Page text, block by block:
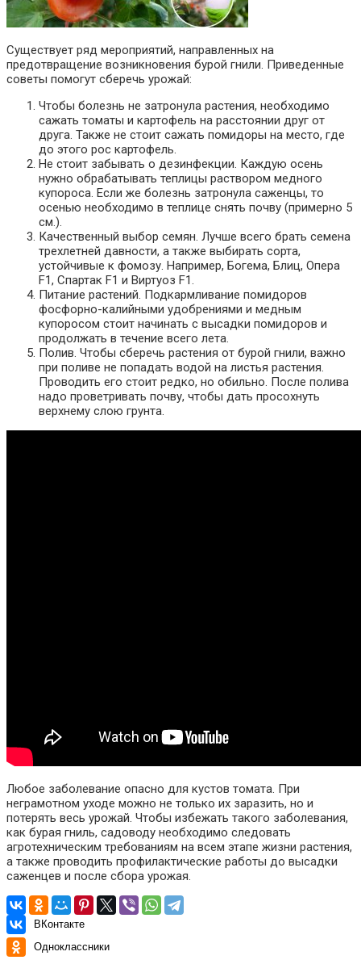
Существует ряд мероприятий, направленных на
предотвращение возникновения бурой гнили. Приведенные
советы помогут сберечь урожай:
Чтобы болезнь не затронула растения, необходимо
сажать томаты и картофель на расстоянии друг от
друга. Также не стоит сажать помидоры на место, где
до этого рос картофель.
Не стоит забывать о дезинфекции. Каждую осень
нужно обрабатывать теплицы раствором медного
купороса. Если же болезнь затронула саженцы, то
осенью необходимо в теплице снять почву (примерно 5
см.).
Качественный выбор семян. Лучше всего брать семена
трехлетней давности, а также выбирать сорта,
устойчивые к фомозу. Например, Богема, Блиц, Опера
F1, Спартак F1 и Виртуоз F1.
Питание растений. Подкармливание помидоров
фосфорно-калийными удобрениями и медным
купоросом стоит начинать с высадки помидоров и
продолжать в течение всего лета.
Полив. Чтобы сберечь растения от бурой гнили, важно
при поливе не попадать водой на листья растения.
Проводить его стоит редко, но обильно. После полива
надо проветривать почву, чтобы дать просохнуть
верхнему слою грунта.
Любое заболевание опасно для кустов томата. При
неграмотном уходе можно не только их заразить, но и
потерять весь урожай. Чтобы избежать такого заболевания,
как бурая гниль, садоводу необходимо следовать
агротехническим требованиям на всем этапе жизни растения,
а также проводить профилактические работы до высадки
саженцев и после сбора урожая.
ВКонтакте
Одноклассники